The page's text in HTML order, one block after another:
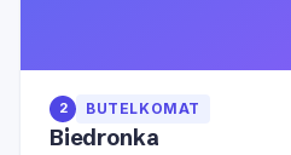
2 BUTELKOMAT
Biedronka